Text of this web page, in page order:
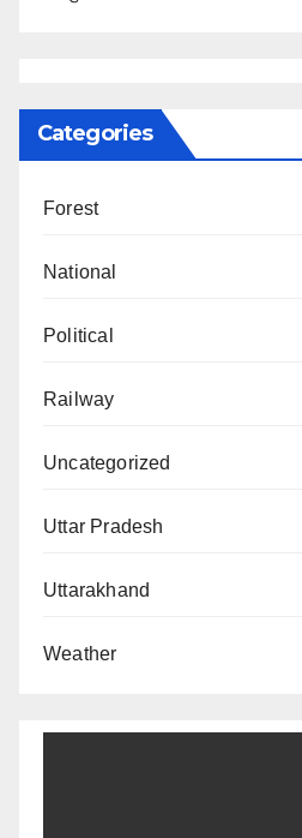
Categories
Forest
National
Political
Railway
Uncategorized
Uttar Pradesh
Uttarakhand
Weather